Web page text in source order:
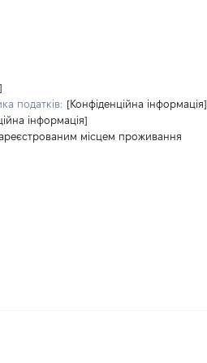
податків: [Конфіденційна інформація]
інформація]
місцем проживання